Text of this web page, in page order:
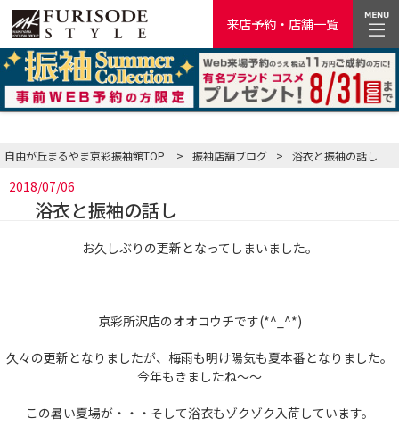
来店予約・店舗一覧
自由が丘まるやま京彩振袖館TOP > 振袖店舗ブログ > 浴衣と振袖の話し
2018/07/06
浴衣と振袖の話し
お久しぶりの更新となってしまいました。
京彩所沢店のオオコウチです(*^_^*)
久々の更新となりましたが、梅雨も明け陽気も夏本番となりました。
今年もきましたね～～
この暑い夏場が・・・そして浴衣もゾクゾク入荷しています。